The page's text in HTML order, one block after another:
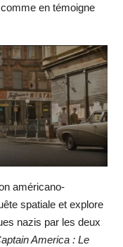
en témoigne
américano-
spatiale et explore
nazis par les deux
America : Le